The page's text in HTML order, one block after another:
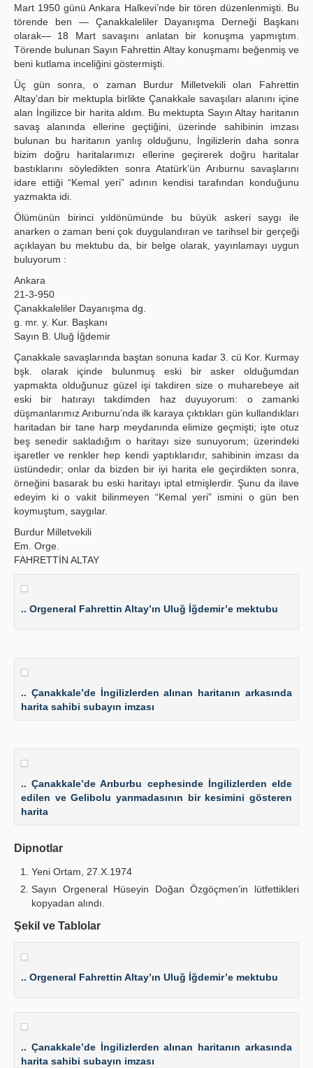
Mart 1950 günü Ankara Halkevi’nde bir tören düzenlenmişti. Bu
törende ben — Çanakkaleliler Dayanışma Derneği Başkanı
olarak— 18 Mart savaşını anlatan bir konuşma yapmıştım.
Törende bulunan Sayın Fahrettin Altay konuşmamı beğenmiş ve
beni kutlama inceliğini göstermişti.
Üç gün sonra, o zaman Burdur Milletvekili olan Fahrettin
Altay’dan bir mektupla birlikte Çanakkale savaşıları alanını içine
alan İngilizce bir harita aldım. Bu mektupta Sayın Altay haritanın
savaş alanında ellerine geçtiğini, üzerinde sahibinin imzası
bulunan bu haritanın yanlış olduğunu, İngilizlerin daha sonra
bizim doğru haritalarımızı ellerine geçirerek doğru haritalar
bastıklarını söyledikten sonra Atatürk’ün Arıburnu savaşlarını
idare ettiği “Kemal yeri” adının kendisi tarafından konduğunu
yazmakta idi.
Ölümünün birinci yıldönümünde bu büyük askeri saygı ile
anarken o zaman beni çok duygulandıran ve tarihsel bir gerçeği
açıklayan bu mektubu da, bir belge olarak, yayınlamayı uygun
buluyorum :
Ankara
21-3-950
Çanakkaleliler Dayanışma dg.
g. mr. y. Kur. Başkanı
Sayın B. Uluğ İğdemir
Çanakkale savaşlarında baştan sonuna kadar 3. cü Kor. Kurmay
bşk. olarak içinde bulunmuş eski bir asker olduğumdan
yapmakta olduğunuz güzel işi takdiren size o muharebeye ait
eski bir hatırayı takdimden haz duyuyorum: o zamanki
düşmanlarımız Arıburnu’nda ilk karaya çıktıkları gün kullandıkları
haritadan bir tane harp meydanında elimize geçmişti; işte otuz
beş senedir sakladığım o haritayı size sunuyorum; üzerindeki
işaretler ve renkler hep kendi yaptıklarıdır, sahibinin imzası da
üstündedir; onlar da bizden bir iyi harita ele geçirdikten sonra,
örneğini basarak bu eski haritayı iptal etmişlerdir. Şunu da ilave
edeyim ki o vakit bilinmeyen “Kemal yeri” ismini o gün ben
koymuştum, saygılar.
Burdur Milletvekili
Em. Orge.
FAHRETTİN ALTAY
.. Orgeneral Fahrettin Altay’ın Uluğ İğdemir’e mektubu
.. Çanakkale’de İngilizlerden alınan haritanın arkasında
harita sahibi subayın imzası
.. Çanakkale’de Arıburbu cephesinde İngilizlerden elde
edilen ve Gelibolu yarımadasının bir kesimini gösteren
harita
Dipnotlar
Yeni Ortam, 27.X.1974
Sayın Orgeneral Hüseyin Doğan Özgöçmen’in lütfettikleri
kopyadan alındı.
Şekil ve Tablolar
.. Orgeneral Fahrettin Altay’ın Uluğ İğdemir’e mektubu
.. Çanakkale’de İngilizlerden alınan haritanın arkasında
harita sahibi subayın imzası